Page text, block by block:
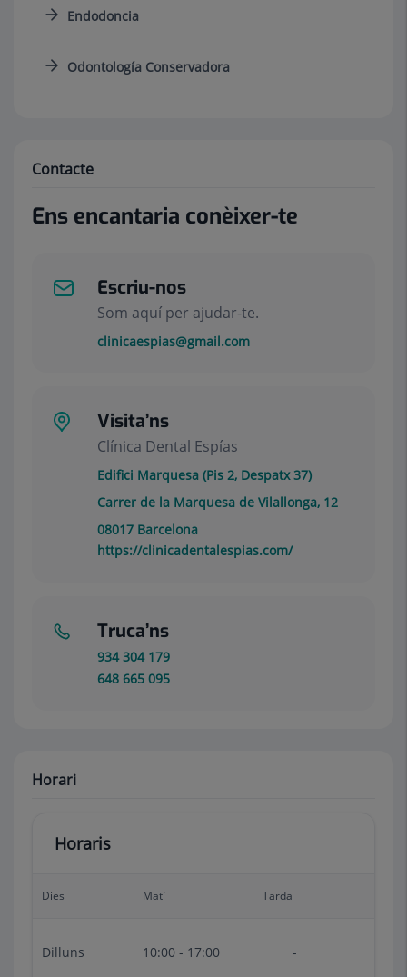
Endodoncia
Odontología Conservadora
Contacte
Ens encantaria conèixer-te
Escriu-nos
Som aquí per ajudar-te.
clinicaespias@gmail.com
Visita’ns
Clínica Dental Espías
Edifici Marquesa (Pis 2, Despatx 37)
Carrer de la Marquesa de Vilallonga, 12
08017 Barcelona
https://clinicadentalespias.com/
Truca’ns
934 304 179
648 665 095
Horari
Horaris
Dies Matí Tarda
Dilluns 10:00 - 17:00 -